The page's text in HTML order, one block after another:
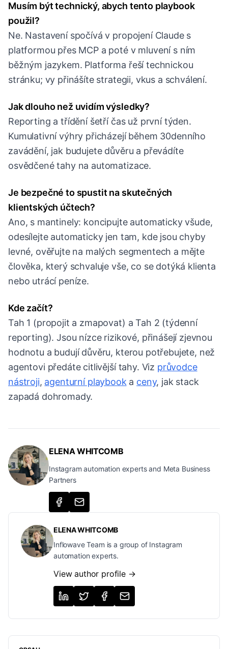
Musím být technický, abych tento playbook
použil?
Ne. Nastavení spočívá v propojení Claude s
platformou přes MCP a poté v mluvení s ním
běžným jazykem. Platforma řeší technickou
stránku; vy přinášíte strategii, vkus a schválení.
Jak dlouho než uvidím výsledky?
Reporting a třídění šetří čas už první týden.
Kumulativní výhry přicházejí během 30denního
zavádění, jak budujete důvěru a převádíte
osvědčené tahy na automatizace.
Je bezpečné to spustit na skutečných
klientských účtech?
Ano, s mantinely: koncipujte automaticky všude,
odesílejte automaticky jen tam, kde jsou chyby
levné, ověřujte na malých segmentech a mějte
člověka, který schvaluje vše, co se dotýká klienta
nebo utrácí peníze.
Kde začít?
Tah 1 (propojit a zmapovat) a Tah 2 (týdenní
reporting). Jsou nízce rizikové, přinášejí zjevnou
hodnotu a budují důvěru, kterou potřebujete, než
agentovi předáte citlivější tahy. Viz průvodce
nástroji, agenturní playbooka ceny, jak stack
zapadá dohromady.
ELENA WHITCOMB
Instagram automation experts and Meta Business
Partners
ELENA WHITCOMB
Inflowave Team is a group of Instagram
automation experts.
View author profile →